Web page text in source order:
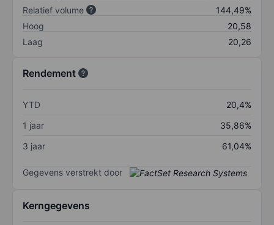
Relatief volume
144,49%
Hoog
20,58
Laag
20,26
Rendement
YTD
20,4%
1 jaar
35,86%
3 jaar
61,04%
Gegevens verstrekt door
Kerngegevens